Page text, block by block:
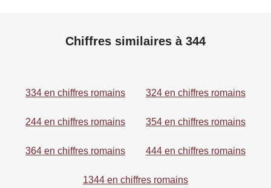
Chiffres similaires à 344
334 en chiffres romains 324 en chiffres romains
244 en chiffres romains 354 en chiffres romains
364 en chiffres romains 444 en chiffres romains
1344 en chiffres romains